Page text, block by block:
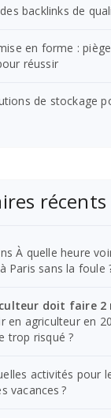
backlinks de
en forme :
réussir
de stockage
récents
À quelle heure
Paris sans la foule
doit faire 2
en agriculteur en
trop risqué ?
activités pour
vacances ?